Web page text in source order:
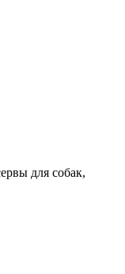
для собак,